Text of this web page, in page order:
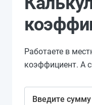
Работаете в
коэффициент. А
Введите